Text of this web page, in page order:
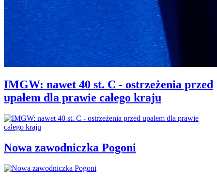
IMGW: nawet 40 st. C - ostrzeżenia przed
upałem dla prawie całego kraju
Nowa zawodniczka Pogoni